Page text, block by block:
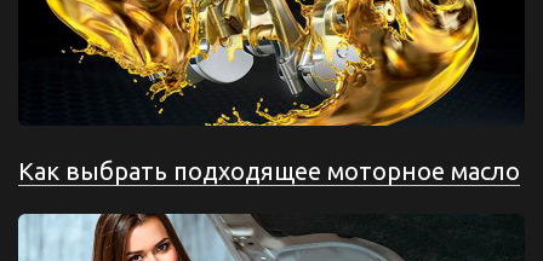
Как выбрать подходящее моторное масло